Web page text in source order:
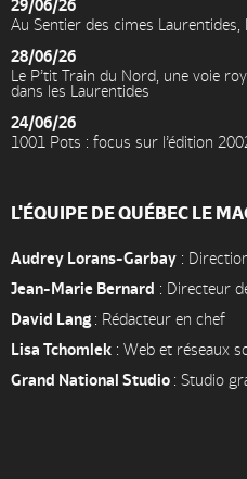
29/06/26
Au Sentier des cimes Laurentides,
28/06/26
Le P’tit Train du Nord, une voie
dans les Laurentides
24/06/26
1001 Pots : focus sur l’édition
L'ÉQUIPE DE QUÉBEC LE
Audrey Lorans-Garbay :
Jean-Marie Bernard : Directeur
David Lang : Rédacteur en chef
Lisa Tchomlek : Web et réseaux
Grand National Studio : Studio